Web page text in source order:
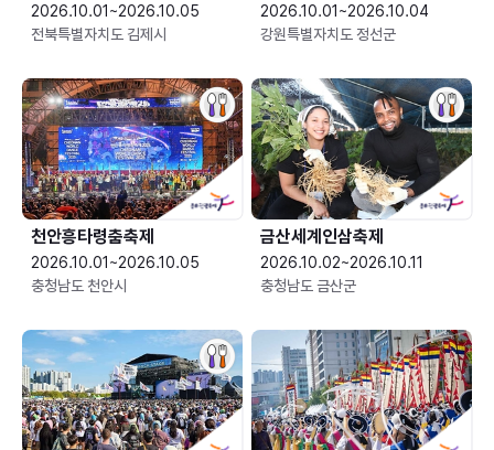
2026.10.01~2026.10.05
전북특별자치도 김제시
2026.10.01~2026.10.04
강원특별자치도 정선군
천안흥타령춤축제
2026.10.01~2026.10.05
충청남도 천안시
금산세계인삼축제
2026.10.02~2026.10.11
충청남도 금산군